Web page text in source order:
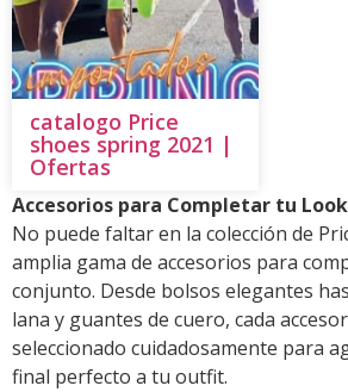
catalogo Price
shoes spring 2021 |
Ofertas
Accesorios para Completar tu Look
No puede faltar en la colección de
amplia gama de accesorios para
conjunto. Desde bolsos elegantes
lana y guantes de cuero, cada
seleccionado cuidadosamente para
final perfecto a tu outfit.